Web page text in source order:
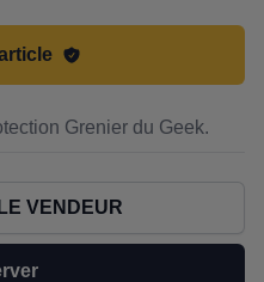
Grenier du Geek.
VENDEUR